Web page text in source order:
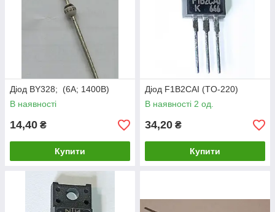
Діод BY328; (6А; 1400В)
В наявності
14,40 ₴
Купити
Діод F1B2CAI (TO-220)
В наявності 2 од.
34,20 ₴
Купити